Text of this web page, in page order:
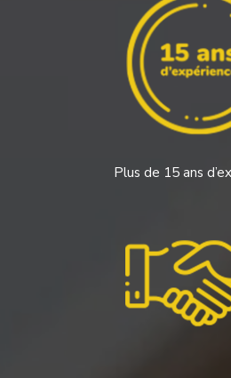
Plus de 15 ans